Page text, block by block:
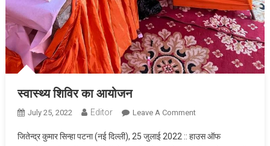
स्वास्थ्य शिविर का आयोजन
July 25, 2022 Editor Leave A CommentOn स्वास्थ्य शिविर का
जितेन्द्र कुमार सिन्हा पटना (नई दिल्ली), 25 जुलाई 2022 :: हाउस ऑफ